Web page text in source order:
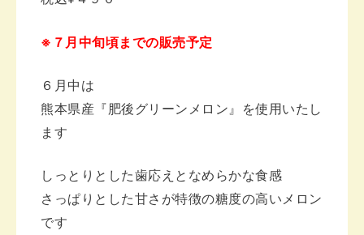
※７月中旬頃までの販売予定
６月中は
熊本県産『肥後グリーンメロン』を使用いたし
ます
しっとりとした歯応えとなめらかな食感
さっぱりとした甘さが特徴の糖度の高いメロン
です